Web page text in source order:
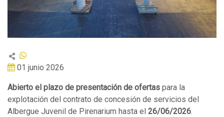
01 junio 2026
Abierto el plazo de presentación de ofertas para la
explotación del contrato de concesión de servicios del
Albergue Juvenil de Pirenarium hasta el 26/06/2026.